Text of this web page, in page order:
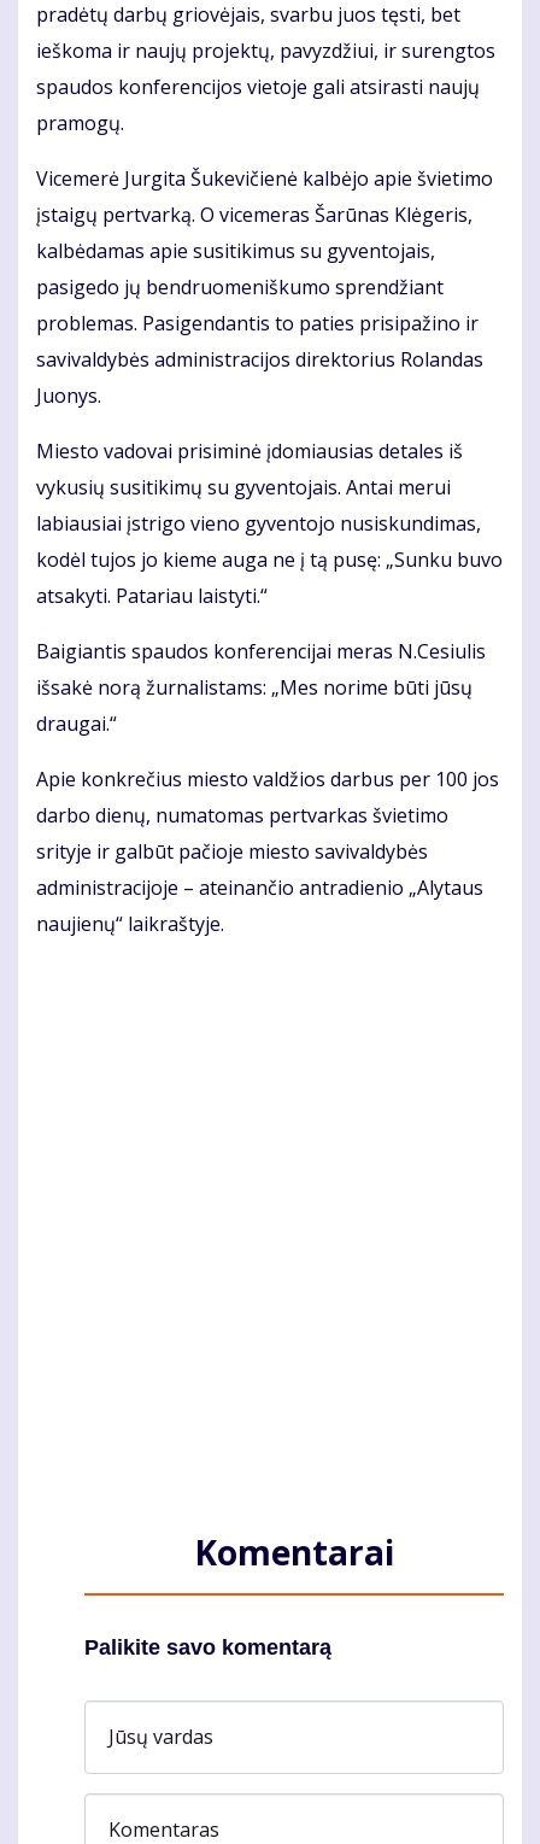
pradėtų darbų griovėjais, svarbu juos tęsti, bet
ieškoma ir naujų projektų, pavyzdžiui, ir surengtos
spaudos konferencijos vietoje gali atsirasti naujų
pramogų.
Vicemerė Jurgita Šukevičienė kalbėjo apie švietimo
įstaigų pertvarką. O vicemeras Šarūnas Klėgeris,
kalbėdamas apie susitikimus su gyventojais,
pasigedo jų bendruomeniškumo sprendžiant
problemas. Pasigendantis to paties prisipažino ir
savivaldybės administracijos direktorius Rolandas
Juonys.
Miesto vadovai prisiminė įdomiausias detales iš
vykusių susitikimų su gyventojais. Antai merui
labiausiai įstrigo vieno gyventojo nusiskundimas,
kodėl tujos jo kieme auga ne į tą pusę: „Sunku buvo
atsakyti. Patariau laistyti.“
Baigiantis spaudos konferencijai meras N.Cesiulis
išsakė norą žurnalistams: „Mes norime būti jūsų
draugai.“
Apie konkrečius miesto valdžios darbus per 100 jos
darbo dienų, numatomas pertvarkas švietimo
srityje ir galbūt pačioje miesto savivaldybės
administracijoje – ateinančio antradienio „Alytaus
naujienų“ laikraštyje.
Komentarai
Palikite savo komentarą
Jūsų vardas
Komentaras